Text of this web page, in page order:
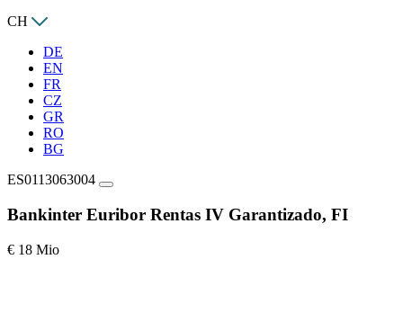
CH
DE
EN
FR
CZ
GR
RO
BG
ES0113063004
Bankinter Euribor Rentas IV Garantizado, FI
€ 18 Mio